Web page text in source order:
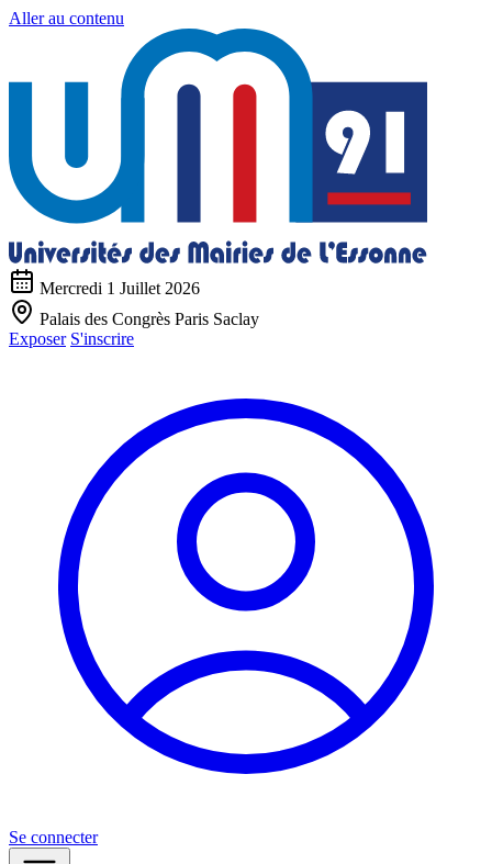
Aller au contenu
Mercredi 1 Juillet 2026
Palais des Congrès Paris Saclay
Exposer S'inscrire
Se connecter